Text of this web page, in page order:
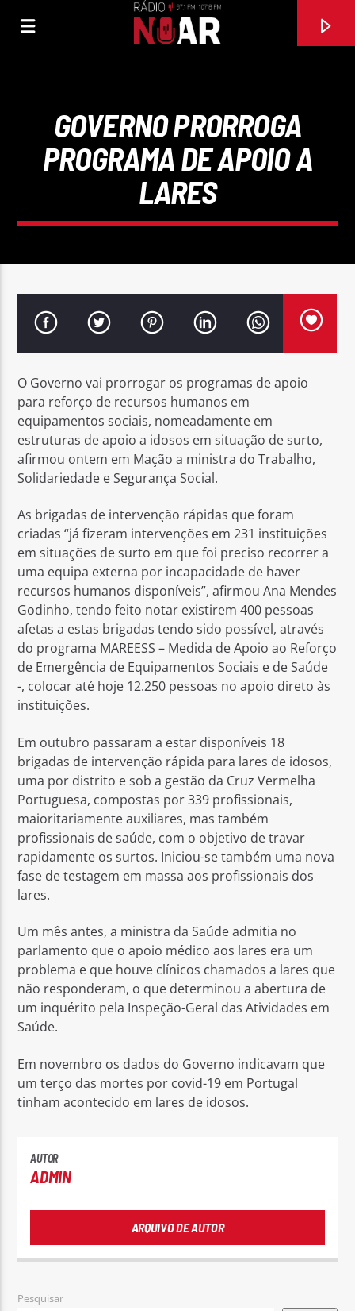
QUEM TIRA A ROUPA (FEAT NATY VIEIRA)
Rádio No ar
GOVERNO PRORROGA
PROGRAMA DE APOIO A
LARES
O Governo vai prorrogar os programas de apoio
para reforço de recursos humanos em
equipamentos sociais, nomeadamente em
estruturas de apoio a idosos em situação de surto,
afirmou ontem em Mação a ministra do Trabalho,
Solidariedade e Segurança Social.
As brigadas de intervenção rápidas que foram
criadas “já fizeram intervenções em 231 instituições
em situações de surto em que foi preciso recorrer a
uma equipa externa por incapacidade de haver
recursos humanos disponíveis”, afirmou Ana Mendes
Godinho, tendo feito notar existirem 400 pessoas
afetas a estas brigadas tendo sido possível, através
do programa MAREESS – Medida de Apoio ao Reforço
de Emergência de Equipamentos Sociais e de Saúde
-, colocar até hoje 12.250 pessoas no apoio direto às
instituições.
Em outubro passaram a estar disponíveis 18
brigadas de intervenção rápida para lares de idosos,
uma por distrito e sob a gestão da Cruz Vermelha
Portuguesa, compostas por 339 profissionais,
maioritariamente auxiliares, mas também
profissionais de saúde, com o objetivo de travar
rapidamente os surtos. Iniciou-se também uma nova
fase de testagem em massa aos profissionais dos
lares.
Um mês antes, a ministra da Saúde admitia no
parlamento que o apoio médico aos lares era um
problema e que houve clínicos chamados a lares que
não responderam, o que determinou a abertura de
um inquérito pela Inspeção-Geral das Atividades em
Saúde.
Em novembro os dados do Governo indicavam que
um terço das mortes por covid-19 em Portugal
tinham acontecido em lares de idosos.
AUTOR
ADMIN
ARQUIVO DE AUTOR
Pesquisar